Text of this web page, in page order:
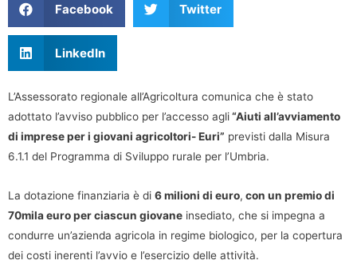
Facebook Twitter
LinkedIn
L’Assessorato regionale all’Agricoltura comunica che è stato
adottato l’avviso pubblico per l’accesso agli“Aiuti all’avviamento
di imprese per i giovani agricoltori- Euri” previsti dalla Misura
6.1.1 del Programma di Sviluppo rurale per l’Umbria.
La dotazione finanziaria è di 6 milioni di euro, con un premio di
70mila euro per ciascun giovane insediato, che si impegna a
condurre un’azienda agricola in regime biologico, per la copertura
dei costi inerenti l’avvio e l’esercizio delle attività.